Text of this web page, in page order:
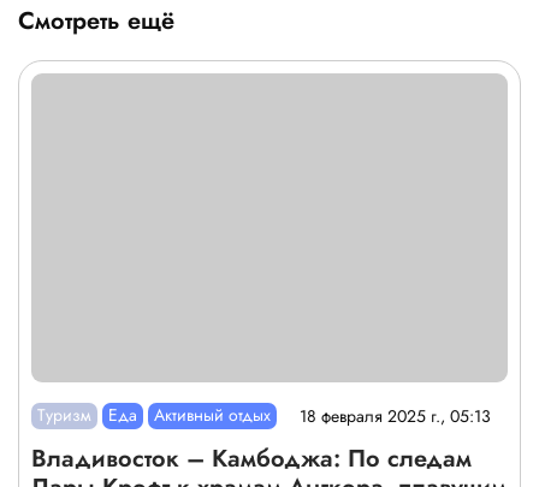
Смотреть ещё
Туризм Еда Активный отдых 18 февраля 2025 г., 05:13
Владивосток – Камбоджа: По следам